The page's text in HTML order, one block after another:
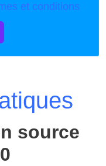
et conditions
source